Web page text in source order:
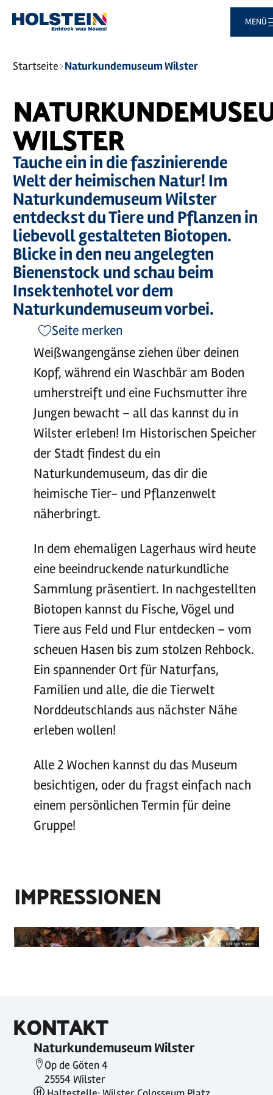
MENÜ
Sie
sind
Startseite Naturkundemuseum Wilster
WILSTER
Tauche ein in die faszinierende
Welt der heimischen Natur! Im
Naturkundemuseum Wilster
entdeckst du Tiere und Pflanzen in
liebevoll gestalteten Biotopen.
Blicke in den neu angelegten
Bienenstock und schau beim
Insektenhotel vor dem
Naturkundemuseum vorbei.
Seite merken
Weißwangengänse ziehen über deinen
Kopf, während ein Waschbär am Boden
umherstreift und eine Fuchsmutter ihre
Jungen bewacht – all das kannst du in
Wilster erleben! Im Historischen Speicher
der Stadt findest du ein
Naturkundemuseum, das dir die
heimische Tier- und Pflanzenwelt
näherbringt.
In dem ehemaligen Lagerhaus wird heute
eine beeindruckende naturkundliche
Sammlung präsentiert. In nachgestellten
Biotopen kannst du Fische, Vögel und
Tiere aus Feld und Flur entdecken – vom
scheuen Hasen bis zum stolzen Rehbock.
Ein spannender Ort für Naturfans,
Familien und alle, die die Tierwelt
Norddeutschlands aus nächster Nähe
erleben wollen!
Alle 2 Wochen kannst du das Museum
besichtigen, oder du fragst einfach nach
einem persönlichen Termin für deine
Gruppe!
IMPRESSIONEN
©Holger Stamm
KONTAKT
Naturkundemuseum Wilster
Op de Göten 4
25554 Wilster